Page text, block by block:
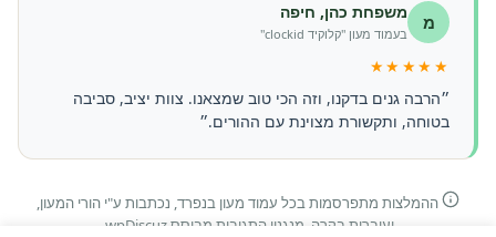
מ משפחת כהן, חיפה
בעמוד מעון "קלוקיד clockid"
★★★★★
״הרבה גנים בדקנו, וזה הכי טוב שמצאנו. צוות יציב, סביבה
בטוחה, ותקשורת מצוינת עם ההורים.״
ההמלצות מתפרסמות בכל עמוד מעון בנפרד, נכתבות ע"י הורי המעון,
ועוברות בקרה. מנגנון התגובות מבוסס wpDiscuz.